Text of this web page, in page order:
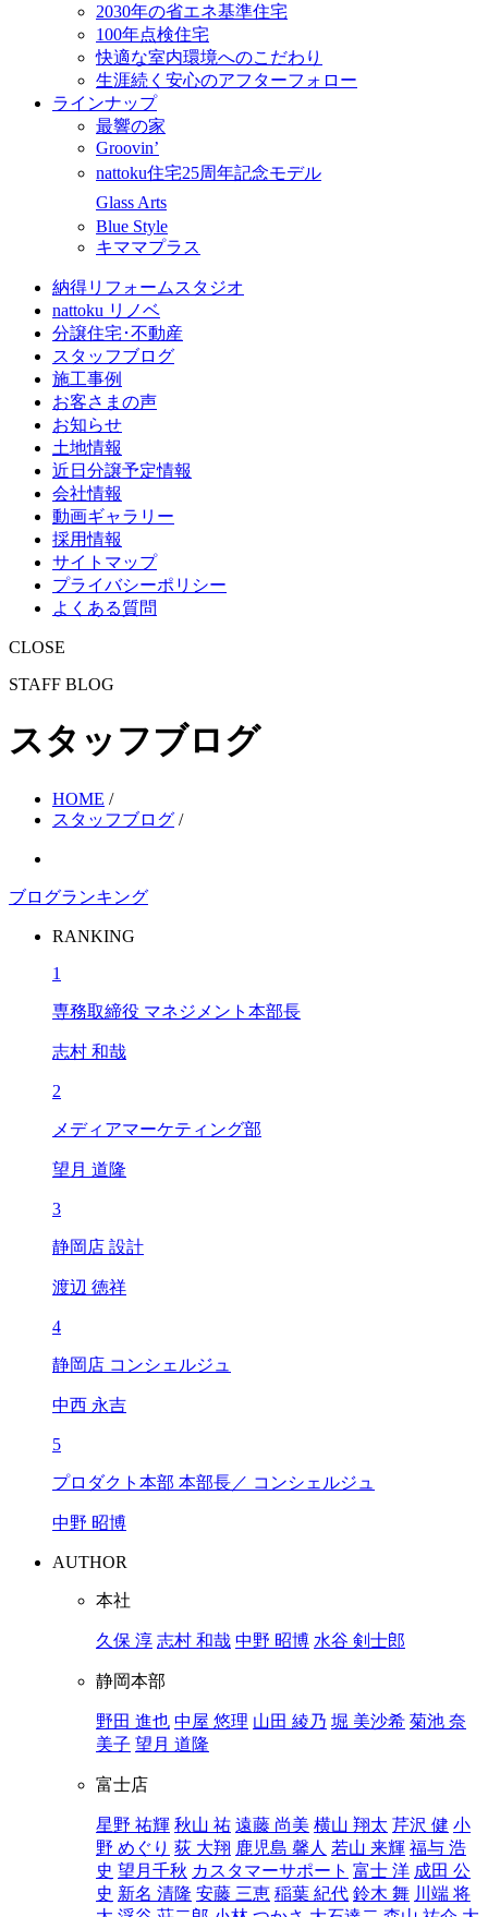
2030年の省エネ基準住宅
100年点検住宅
快適な室内環境へのこだわり
生涯続く安心のアフターフォロー
ラインナップ
最響の家
Groovin’
nattoku住宅25周年記念モデル
Glass Arts
Blue Style
キママプラス
納得リフォームスタジオ
nattoku リノベ
分譲住宅･不動産
スタッフブログ
施工事例
お客さまの声
お知らせ
土地情報
近日分譲予定情報
会社情報
動画ギャラリー
採用情報
サイトマップ
プライバシーポリシー
よくある質問
CLOSE
STAFF BLOG
スタッフブログ
HOME /
スタッフブログ /
ブログランキング
RANKING
1
専務取締役 マネジメント本部長
志村 和哉
2
メディアマーケティング部
望月 道隆
3
静岡店 設計
渡辺 徳祥
4
静岡店 コンシェルジュ
中西 永吉
5
プロダクト本部 本部長／ コンシェルジュ
中野 昭博
AUTHOR
本社
久保 淳 志村 和哉 中野 昭博 水谷 剣士郎
静岡本部
野田 進也 中屋 悠理 山田 綾乃 堀 美沙希 菊池 奈
美子 望月 道隆
富士店
星野 祐輝 秋山 祐 遠藤 尚美 横山 翔太 芹沢 健 小
野 めぐり 荻 大翔 鹿児島 馨人 若山 来輝 福与 浩
史 望月千秋 カスタマーサポート 富士 洋 成田 公
史 新名 清隆 安藤 三恵 稲葉 紀代 鈴木 舞 川端 将